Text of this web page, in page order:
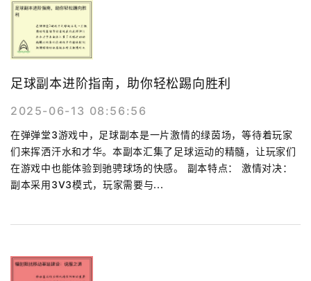
足球副本进阶指南，助你轻松踢向胜利
2025-06-13 08:56:56
在弹弹堂3游戏中，足球副本是一片激情的绿茵场，等待着玩家
们来挥洒汗水和才华。本副本汇集了足球运动的精髓，让玩家们
在游戏中也能体验到驰骋球场的快感。 副本特点： 激情对决：
副本采用3V3模式，玩家需要与...